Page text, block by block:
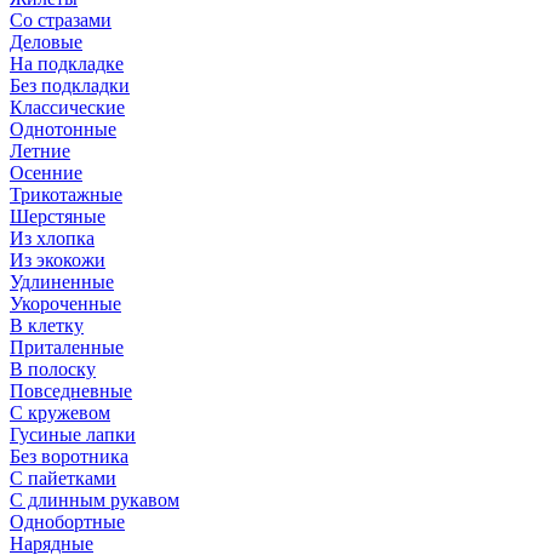
Со стразами
Деловые
На подкладке
Без подкладки
Классические
Однотонные
Летние
Осенние
Трикотажные
Шерстяные
Из хлопка
Из экокожи
Удлиненные
Укороченные
В клетку
Приталенные
В полоску
Повседневные
С кружевом
Гусиные лапки
Без воротника
С пайетками
С длинным рукавом
Однобортные
Нарядные